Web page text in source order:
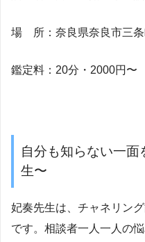
場 所：奈良県奈良市三
鑑定料：20分・2000円〜
自分も知らない一
生〜
妃奏先生は、チャネリン
です。相談者一人一人の